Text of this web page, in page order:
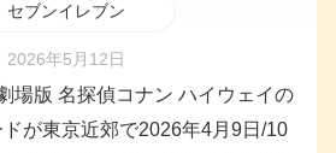
セブンイレブン
2026年5月12日
場版 名探偵コナン ハイウェイの
が東京近郊で2026年4月9日/10